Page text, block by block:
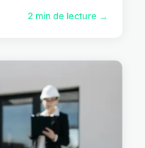
2 min de lecture →